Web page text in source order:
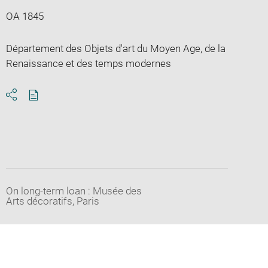
OA 1845
Département des Objets d'art du Moyen Age, de la
Renaissance et des temps modernes
On long-term loan : Musée des
Arts décoratifs, Paris